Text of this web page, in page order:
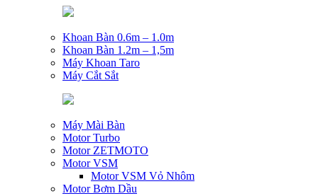
Khoan Bàn 0.6m – 1.0m
Khoan Bàn 1.2m – 1,5m
Máy Khoan Taro
Máy Cắt Sắt
Máy Mài Bàn
Motor Turbo
Motor ZETMOTO
Motor VSM
Motor VSM Vỏ Nhôm
Motor Bơm Dầu